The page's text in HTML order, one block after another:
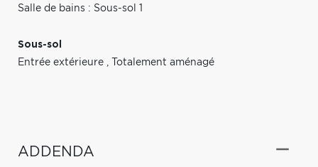
Salle de bains : Sous-sol 1
Sous-sol
Entrée extérieure , Totalement aménagé
ADDENDA